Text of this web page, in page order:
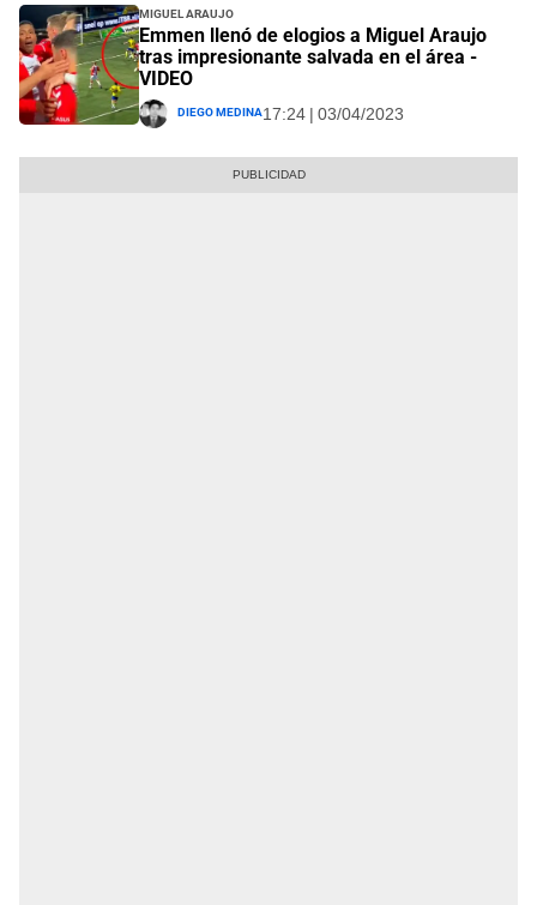
Miguel Araujo
Emmen llenó de elogios a Miguel Araujo
tras impresionante salvada en el área -
VIDEO
Diego Medina17:24 | 03/04/2023